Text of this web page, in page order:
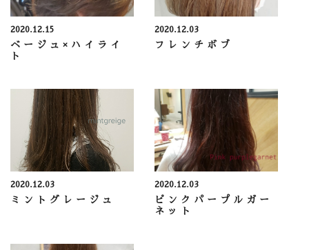
2020.12.15
ベージュ×ハイライ
ト
2020.12.03
フレンチボブ
2020.12.03
ミントグレージュ
2020.12.03
ピンクパープルガー
ネット